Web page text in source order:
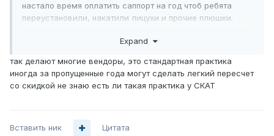
настало время оплатить саппорт на год чтоб ребята
переустановили, накатили лицухи и прочие плюшки.
лет что я поддержку не оплачивал и выкатили.
получал, а будь добр бабла отвали, если не хочешь
совсем без ската остаться, так как если сервак
сдохнет, оплатить все равно 5 лет неиспользованной
Expand
так делают многие вендоры, это стандартная практика
иногда за пропущенные года могут сделать легкий пересчет
со скидкой не знаю есть ли такая практика у СКАТ
Вставить ник Цитата